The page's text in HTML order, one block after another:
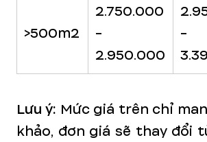
>500m2
2.750.000
-
2.950.000
-
Lưu ý: Mức giá trên chỉ
khảo, đơn giá sẽ thay đổi